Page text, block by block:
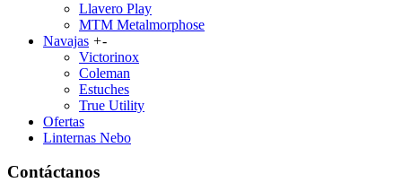
Llavero Play
MTM Metalmorphose
Navajas +-
Victorinox
Coleman
Estuches
True Utility
Ofertas
Linternas Nebo
Contáctanos